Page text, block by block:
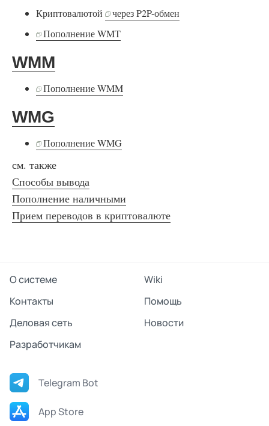
Криптовалютой
через P2P-обмен
Пополнение WMT
WMM
Пополнение WMM
WMG
Пополнение WMG
см. также
Способы вывода
Пополнение наличными
Прием переводов в криптовалюте
О системе
Wiki
Контакты
Помощь
Деловая сеть
Новости
Разработчикам
Telegram Bot
App Store